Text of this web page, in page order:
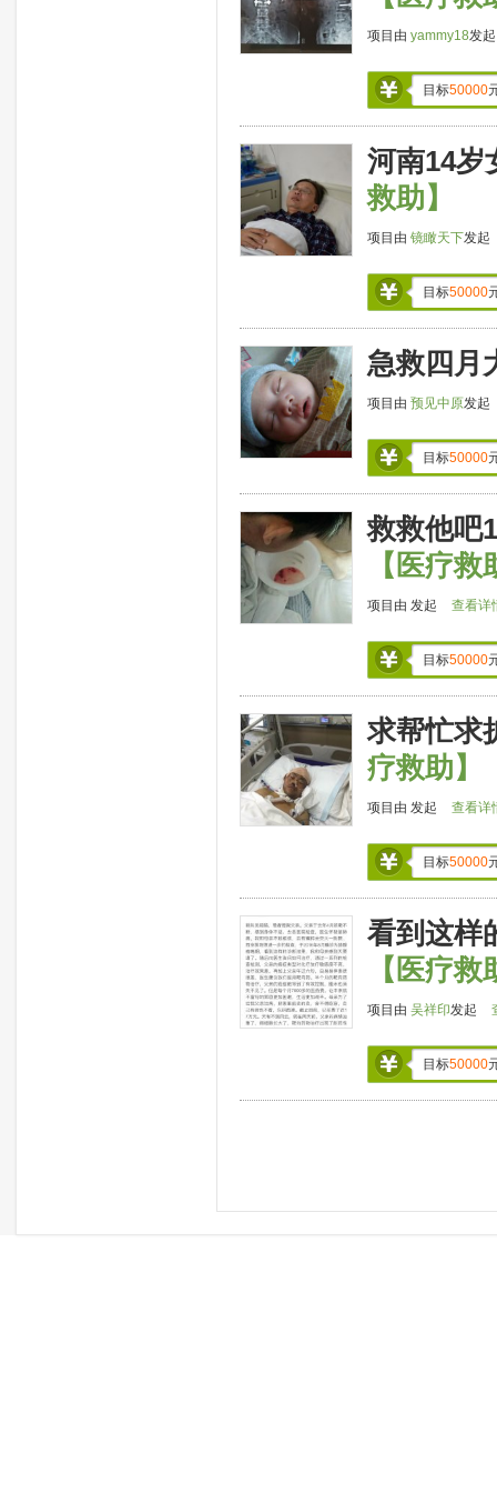
项目由 yammy18发
目标50000
河南14岁
救助】
项目由 镜瞰天下发起
目标50000
急救四月
项目由 预见中原发起
目标50000
救救他吧
【医疗救
项目由 发起 查看详
目标50000
求帮忙求
疗救助】
项目由 发起 查看详
目标50000
看到这样
【医疗救
项目由 吴祥印发起
目标50000